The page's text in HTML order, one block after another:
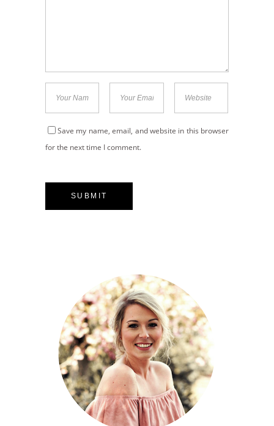
Save my name, email, and website in this browser
for the next time I comment.